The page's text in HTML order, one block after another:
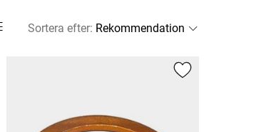
Sortera efter: